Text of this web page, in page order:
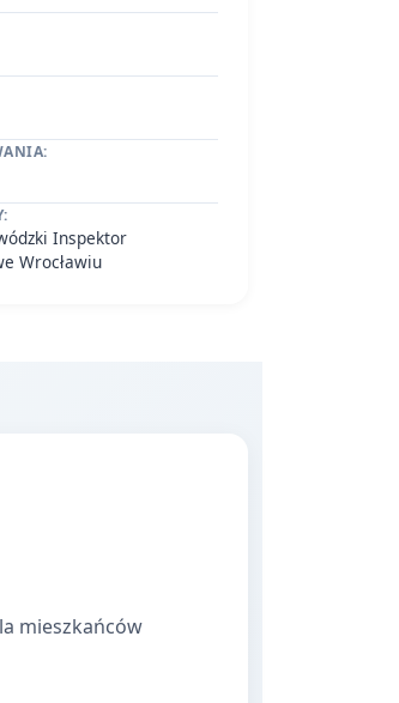
Inspektor
Wrocławiu
mieszkańców